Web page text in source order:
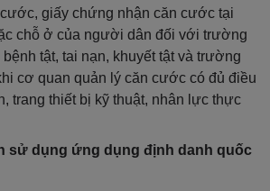
giấy chứng nhận căn cước tại
chỗ ở của người dân đối với trường
tật, tai nạn, khuyết tật và trường
cơ quan quản lý căn cước có đủ điều
trang thiết bị kỹ thuật, nhân lực thực
sử dụng ứng dụng định danh quốc